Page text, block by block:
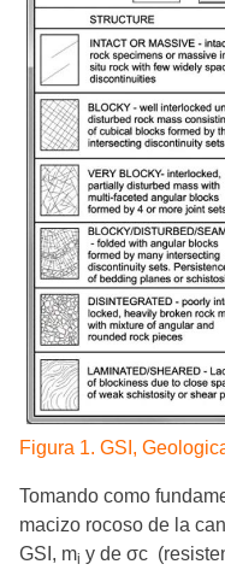
Figura 1. GSI,
Tomando como
macizo rocoso de la
GSI, mi y de σc